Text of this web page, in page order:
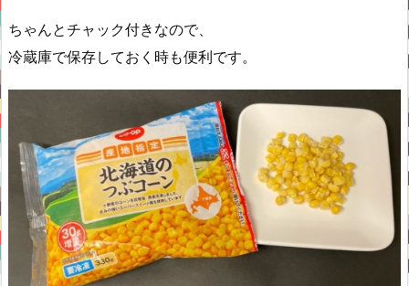
ちゃんとチャック付きなので、
冷蔵庫で保存しておく時も便利です。